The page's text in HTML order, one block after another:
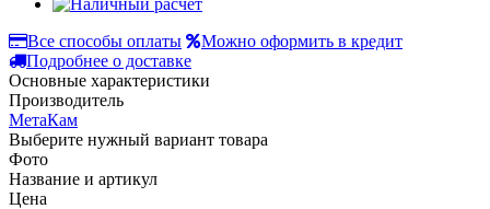
Все способы оплаты
Можно оформить в кредит
Подробнее о доставке
Основные характеристики
Производитель
МетаКам
Выберите нужный вариант товара
Фото
Название и артикул
Цена